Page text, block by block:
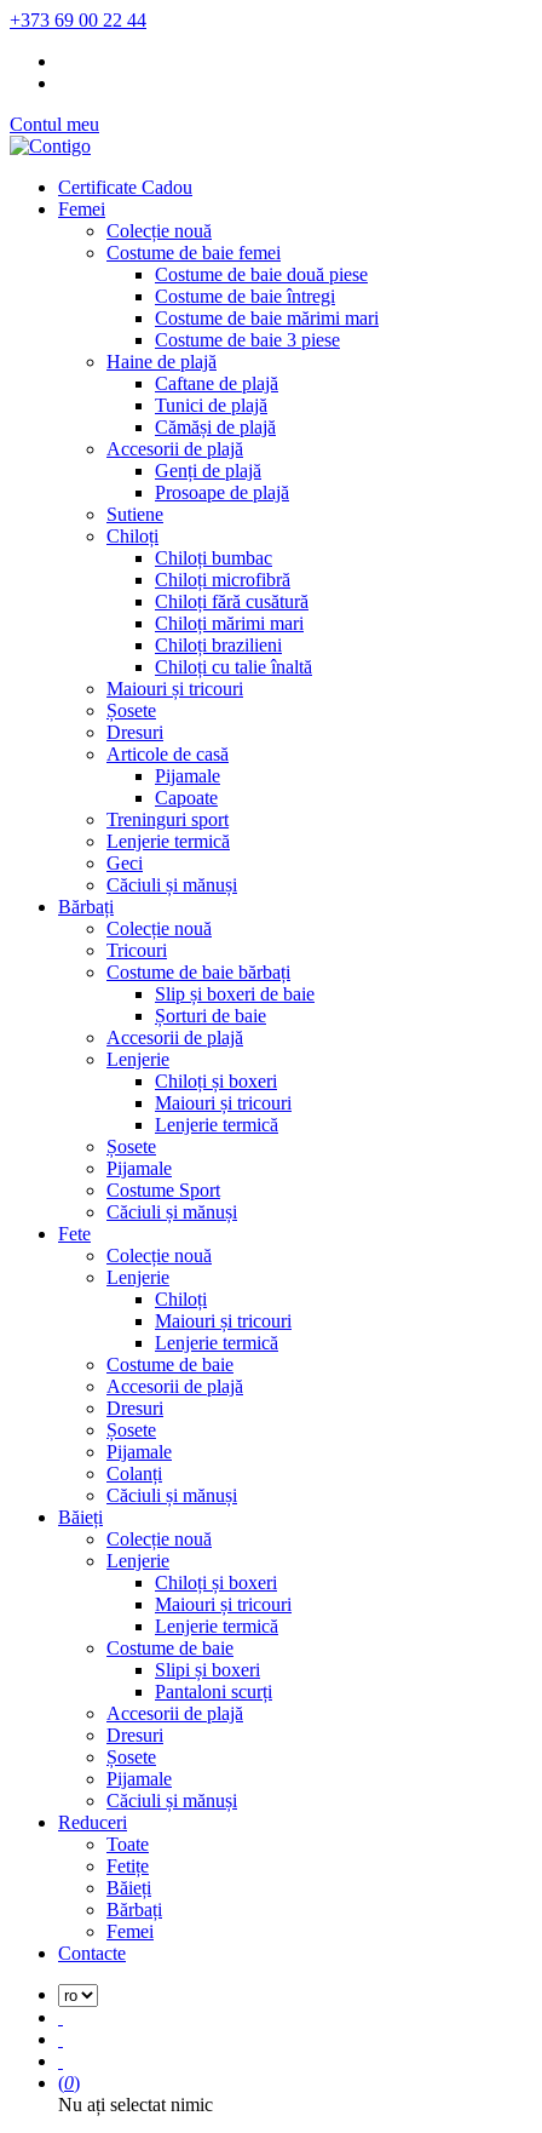
+373 69 00 22 44
Contul meu
Certificate Cadou
Femei
Colecție nouă
Costume de baie femei
Costume de baie două piese
Costume de baie întregi
Costume de baie mărimi mari
Costume de baie 3 piese
Haine de plajă
Caftane de plajă
Tunici de plajă
Cămăși de plajă
Accesorii de plajă
Genți de plajă
Prosoape de plajă
Sutiene
Chiloți
Chiloți bumbac
Chiloți microfibră
Chiloți fără cusătură
Chiloți mărimi mari
Chiloți brazilieni
Chiloți cu talie înaltă
Maiouri și tricouri
Șosete
Dresuri
Articole de casă
Pijamale
Capoate
Treninguri sport
Lenjerie termică
Geci
Căciuli și mănuși
Bărbați
Colecție nouă
Tricouri
Costume de baie bărbați
Slip și boxeri de baie
Șorturi de baie
Accesorii de plajă
Lenjerie
Chiloți și boxeri
Maiouri și tricouri
Lenjerie termică
Șosete
Pijamale
Costume Sport
Căciuli și mănuși
Fete
Colecție nouă
Lenjerie
Chiloți
Maiouri și tricouri
Lenjerie termică
Costume de baie
Accesorii de plajă
Dresuri
Șosete
Pijamale
Colanți
Căciuli și mănuși
Băieți
Colecție nouă
Lenjerie
Chiloți și boxeri
Maiouri și tricouri
Lenjerie termică
Costume de baie
Slipi și boxeri
Pantaloni scurți
Accesorii de plajă
Dresuri
Șosete
Pijamale
Căciuli și mănuși
Reduceri
Toate
Fetițe
Băieți
Bărbați
Femei
Contacte
(0)
Nu ați selectat nimic